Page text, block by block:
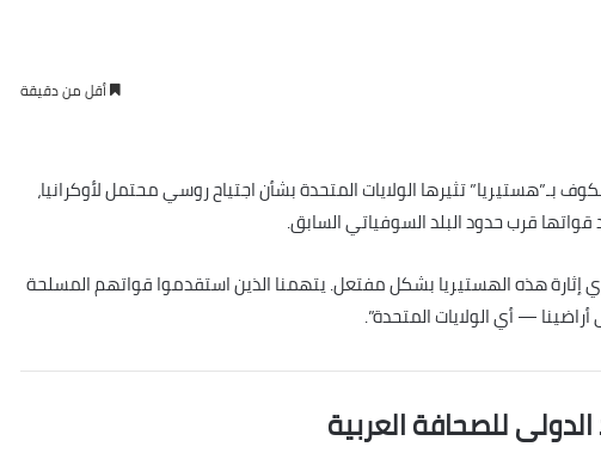
أقل من دقيقة
بـ”هستيريا” تثيرها الولايات المتحدة بشأن اجتياح روسي محتمل لأوكرانيا،
قرب حدود البلد السوفياتي السابق.
هذه الهستيريا بشكل مفتعل. يتهمنا الذين استقدموا قواتهم المسلحة
— أي الولايات المتحدة”.
للصحافة العربية